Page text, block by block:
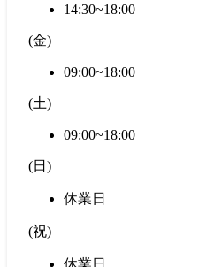
14:30~18:00
(金)
09:00~18:00
(土)
09:00~18:00
(日 )
休業日
(祝)
休業日